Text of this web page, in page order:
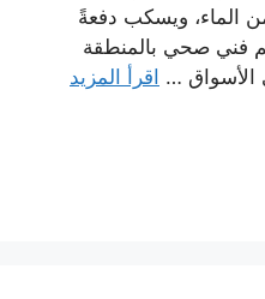
الماء، ويسكب دفعةً
فني صحي بالمنطقة
الأسواق … اقرأ المزيد